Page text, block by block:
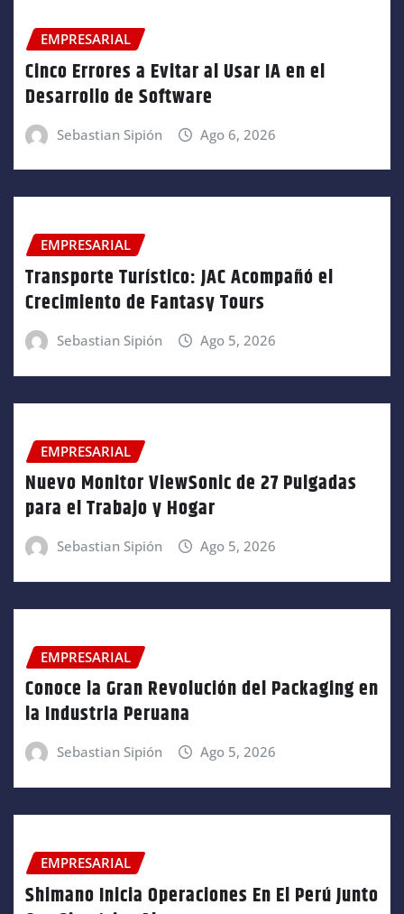
EMPRESARIAL
Cinco Errores a Evitar al Usar IA en el
Desarrollo de Software
Sebastian Sipión Ago 6, 2026
EMPRESARIAL
Transporte Turístico: JAC Acompañó el
Crecimiento de Fantasy Tours
Sebastian Sipión Ago 5, 2026
EMPRESARIAL
Nuevo Monitor ViewSonic de 27 Pulgadas
para el Trabajo y Hogar
Sebastian Sipión Ago 5, 2026
EMPRESARIAL
Conoce la Gran Revolución del Packaging en
la Industria Peruana
Sebastian Sipión Ago 5, 2026
EMPRESARIAL
Shimano Inicia Operaciones En El Perú Junto